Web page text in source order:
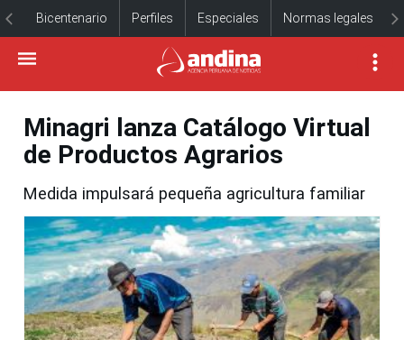
Bicentenario Perfiles Especiales Normas legales
Minagri lanza Catálogo Virtual
de Productos Agrarios
Medida impulsará pequeña agricultura familiar